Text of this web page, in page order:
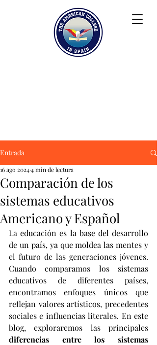
Entrada
Comparación de los
sistemas educativos
Americano y Español
16 ago 20244 min de lectura
La educación es la base del desarrollo
de un país, ya que moldea las mentes y
el futuro de las generaciones jóvenes.
Cuando comparamos los sistemas
educativos de diferentes países,
encontramos enfoques únicos que
reflejan valores artísticos, precedentes
sociales e influencias literales. En este
diferencias entre los sistemas